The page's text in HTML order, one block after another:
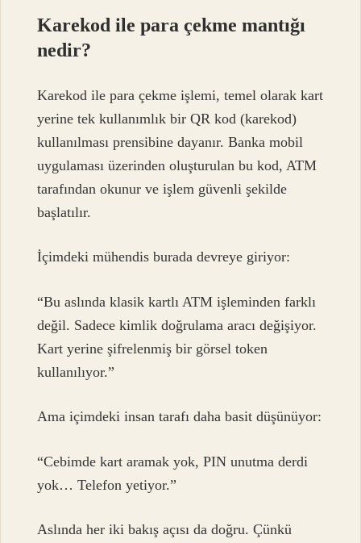
Karekod ile para çekme mantığı
nedir?
Karekod ile para çekme işlemi, temel olarak kart
yerine tek kullanımlık bir QR kod (karekod)
kullanılması prensibine dayanır. Banka mobil
uygulaması üzerinden oluşturulan bu kod, ATM
tarafından okunur ve işlem güvenli şekilde
başlatılır.
İçimdeki mühendis burada devreye giriyor:
“Bu aslında klasik kartlı ATM işleminden farklı
değil. Sadece kimlik doğrulama aracı değişiyor.
Kart yerine şifrelenmiş bir görsel token
kullanılıyor.”
Ama içimdeki insan tarafı daha basit düşünüyor:
“Cebimde kart aramak yok, PIN unutma derdi
yok… Telefon yetiyor.”
Aslında her iki bakış açısı da doğru. Çünkü